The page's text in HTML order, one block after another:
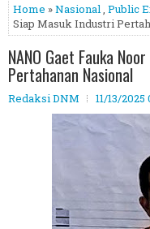
Home »Nasional, Public
Siap Masuk Industri
NANO Gaet Fauka
Pertahanan Nasional
Redaksi DNM 11/13/